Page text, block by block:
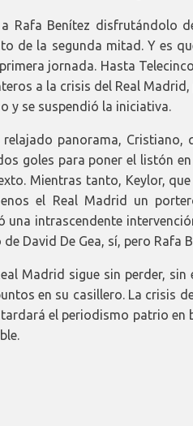
Rafa Benítez disfrutándolo
de la segunda mitad. Y es
jornada. Hasta
a la crisis del Real
y se suspendió la iniciativa.
panorama, Cristiano,
goles para poner el listón
Mientras tanto, Keylor,
el Real Madrid un
una intrascendente
David De Gea, sí, pero Rafa
Madrid sigue sin perder, sin
en su casillero. La crisis
el periodismo patrio en